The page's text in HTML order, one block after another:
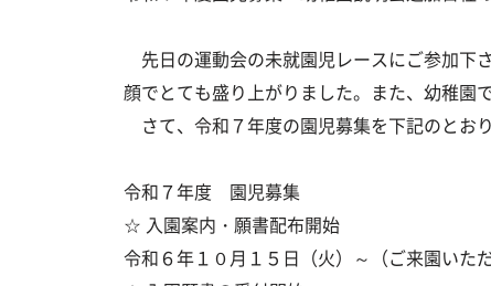
先日の運動会の未就園児レースにご参加下
顔でとても盛り上がりました。また、幼稚園
さて、令和７年度の園児募集を下記のとお
令和７年度 園児募集
☆ 入園案内・願書配布開始
令和６年１０月１５日（火）～（ご来園いた